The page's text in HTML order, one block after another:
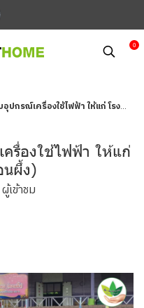
0
งใช้ไฟฟ้า ให้แก่ โรงเรียนอนุบาลสบเมย(คอนผึ้ง)
รื่องใช้ไฟฟ้า ให้แก่
นผึ้ง)
เข้าชม